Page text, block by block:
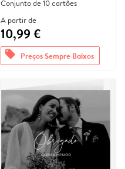
Conjunto de 10 cartões
A partir de
10,99 €
offers Preços Sempre Baixos